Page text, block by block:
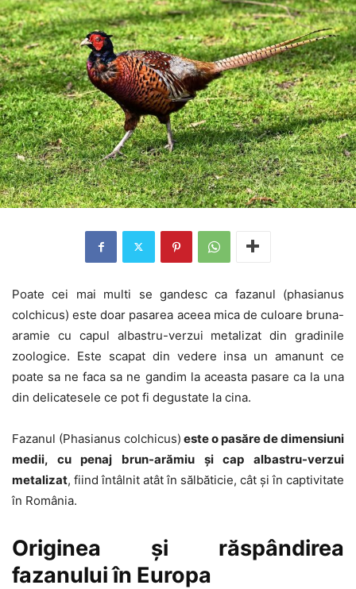
Poate cei mai multi se gandesc ca fazanul (phasianus
colchicus) este doar pasarea aceea mica de culoare bruna-
aramie cu capul albastru-verzui metalizat din gradinile
zoologice. Este scapat din vedere insa un amanunt ce
poate sa ne faca sa ne gandim la aceasta pasare ca la una
din delicatesele ce pot fi degustate la cina.
Fazanul (Phasianus colchicus) este o pasăre de dimensiuni
medii, cu penaj brun-arămiu și cap albastru-verzui
metalizat, fiind întâlnit atât în sălbăticie, cât și în captivitate
în România.
Originea și răspândirea
fazanului în Europa